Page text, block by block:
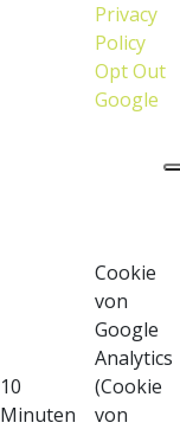
Privacy
Policy
Opt Out
Google
10
Minuten
Cookie
von
Google
Analytics
(Cookie
von